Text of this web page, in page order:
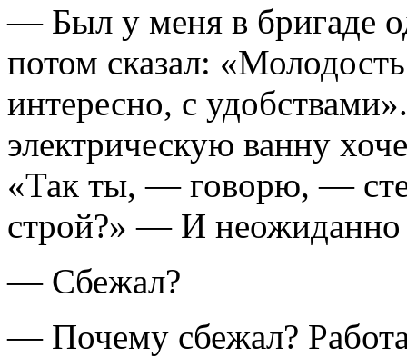
— Был у меня в бригаде
потом сказал:
интересно, с
электрическую ванну
«Так ты, — говорю, —
строй?» — И неожиданно
— Сбежал?
— Почему сбежал?